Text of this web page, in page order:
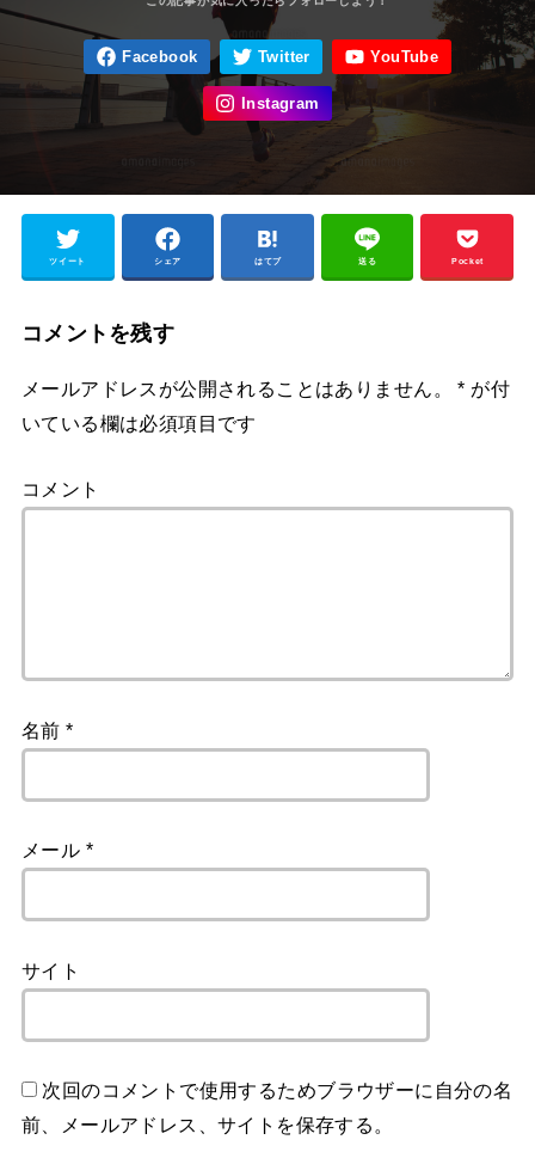
ツイート シェア はてブ 送る Pocket
コメントを残す
メールアドレスが公開されることはありません。 * が付
いている欄は必須項目です
コメント
名前*
メール *
サイト
次回のコメントで使用するためブラウザーに自分の名
前、メールアドレス、サイトを保存する。